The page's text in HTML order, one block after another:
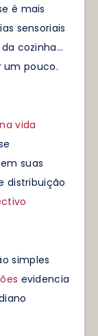
é mais
sensoriais
cozinha…
um pouco.
vida
suas
distribuição
simples
evidencia